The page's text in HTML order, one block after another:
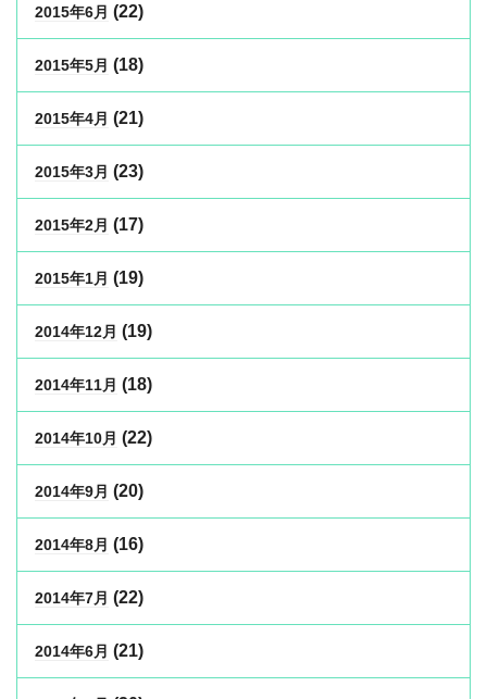
2015年6月 (22)
2015年5月 (18)
2015年4月 (21)
2015年3月 (23)
2015年2月 (17)
2015年1月 (19)
2014年12月 (19)
2014年11月 (18)
2014年10月 (22)
2014年9月 (20)
2014年8月 (16)
2014年7月 (22)
2014年6月 (21)